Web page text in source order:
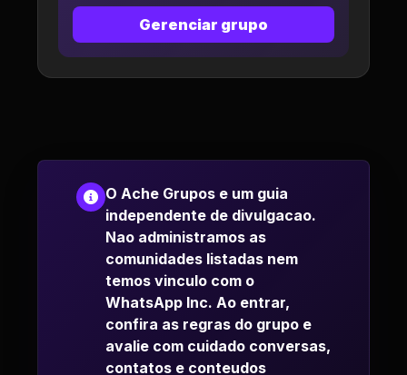
Gerenciar grupo
O Ache Grupos e um guia
independente de divulgacao.
Nao administramos as
comunidades listadas nem
temos vinculo com o
WhatsApp Inc. Ao entrar,
confira as regras do grupo e
avalie com cuidado conversas,
contatos e conteudos